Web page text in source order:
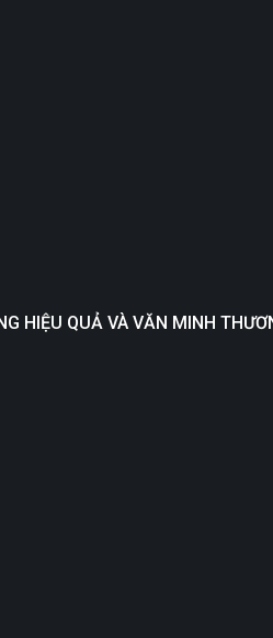
HIỆU QUẢ VÀ VĂN MINH